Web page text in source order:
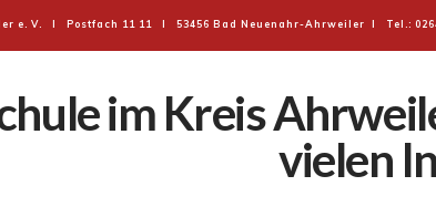
e. V. I Postfach 11 11 I 53456 Bad Neuenahr-Ahrweiler I Tel.: